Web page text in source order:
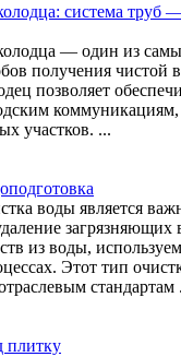
система труб
— один из
получения чистой
позволяет
коммуникациям,
участков. ...
воды является
загрязняющих
из воды,
Этот тип
стандартам
плитку